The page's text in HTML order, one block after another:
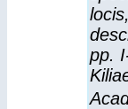
pp.